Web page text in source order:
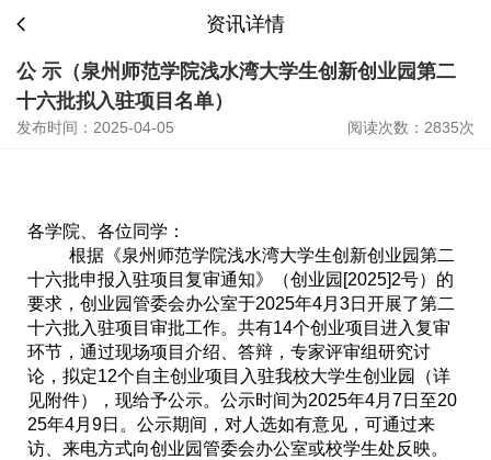
资讯详情
公 示（泉州师范学院浅水湾大学生创新创业园第二
十六批拟入驻项目名单）
发布时间：2025-04-05 阅读次数：2835次
各学院、各位同学：
根据《泉州师范学院浅水湾大学生创新创业园第二
十六批申报入驻项目复审通知》（创业园 [2025]2号）的
要求，创业园管委会办公室于2025年4月 3日开展了第二
十六批入驻项目审批工作。共有14个创业项目进入复审
环节，通过现场项目介绍、答辩，专家评审组研究讨
论，拟定12个自主创业项目入驻我校大学生创业园（详
见附件），现给予公示。公示时间为2025年4月 7日至20
25年4月 9日。公示期间，对人选如有意见，可通过来
访、来电方式向创业园管委会办公室或校学生处反映。